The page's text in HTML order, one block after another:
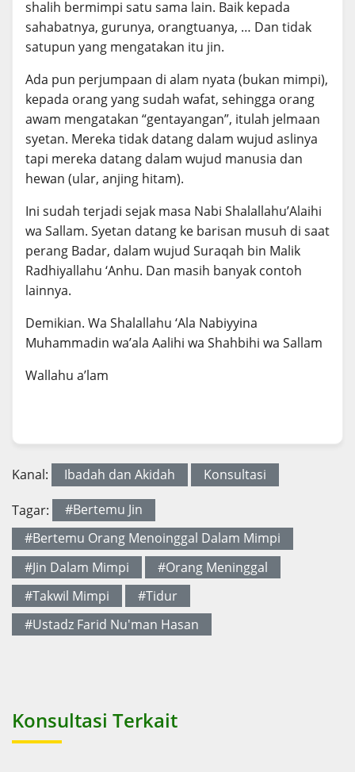
shalih bermimpi satu sama lain. Baik kepada
sahabatnya, gurunya, orangtuanya, … Dan tidak
satupun yang mengatakan itu jin.
Ada pun perjumpaan di alam nyata (bukan mimpi),
kepada orang yang sudah wafat, sehingga orang
awam mengatakan “gentayangan”, itulah jelmaan
syetan. Mereka tidak datang dalam wujud aslinya
tapi mereka datang dalam wujud manusia dan
hewan (ular, anjing hitam).
Ini sudah terjadi sejak masa Nabi Shalallahu’Alaihi
wa Sallam. Syetan datang ke barisan musuh di saat
perang Badar, dalam wujud Suraqah bin Malik
Radhiyallahu ‘Anhu. Dan masih banyak contoh
lainnya.
Demikian. Wa Shalallahu ‘Ala Nabiyyina
Muhammadin wa’ala Aalihi wa Shahbihi wa Sallam
Wallahu a’lam
Kanal: Ibadah dan Akidah Konsultasi
Tagar:
#Bertemu Jin
#Bertemu Orang Menoinggal Dalam Mimpi
#Jin Dalam Mimpi
#Orang Meninggal
#Takwil Mimpi
#Tidur
#Ustadz Farid Nu'man Hasan
Konsultasi Terkait